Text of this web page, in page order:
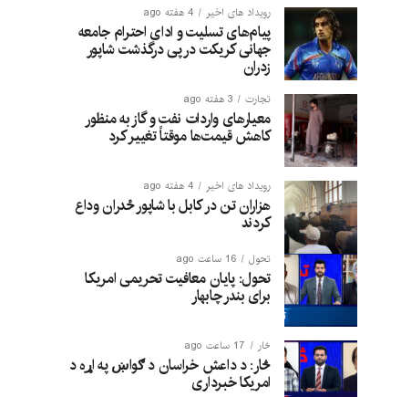
رویداد های اخیر 4 هفته ago
پیام‌های تسلیت و ادای احترام جامعه
جهانی کریکت در پی درگذشت شاپور
زدران
تجارت 3 هفته ago
معیارهای واردات نفت و گاز به منظور
کاهش قیمت‌ها موقتاً تغییر کرد
رویداد های اخیر 4 هفته ago
هزاران تن در کابل با شاپور ځدران وداع
کردند
تحول 16 ساعت ago
تحول: پایان معافیت تحریمی امریکا
برای بندر چابهار
څار 17 ساعت ago
څار: د داعش خراسان د ګواښ په اړه د
امریکا خبرداری